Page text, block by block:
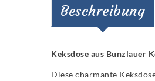
Beschreibung
Keksdose aus Bunzlauer
Diese charmante